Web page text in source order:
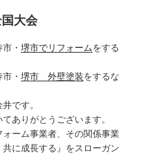
大会
・ 堺市でリフォーム をする
・ 堺市 外壁塗装をするな
です。
ありがとうございます。
ーム事業者、その関係事業
に成長する』をスローガン